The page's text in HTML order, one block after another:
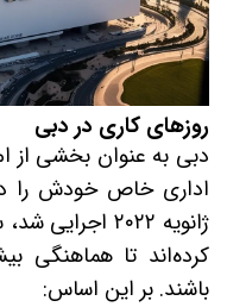
روزهای کاری در دبی
دبی به عنوان بخشی از
اداری خاص خودش را
ژانویه ۲۰۲۲
کرده‌اند تا هماهنگی
باشند. بر این اساس: